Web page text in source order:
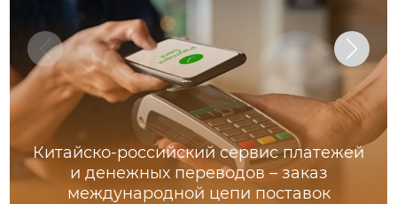
Китайско-российский сервис платежей
и денежных переводов – заказ
международной цепи поставок